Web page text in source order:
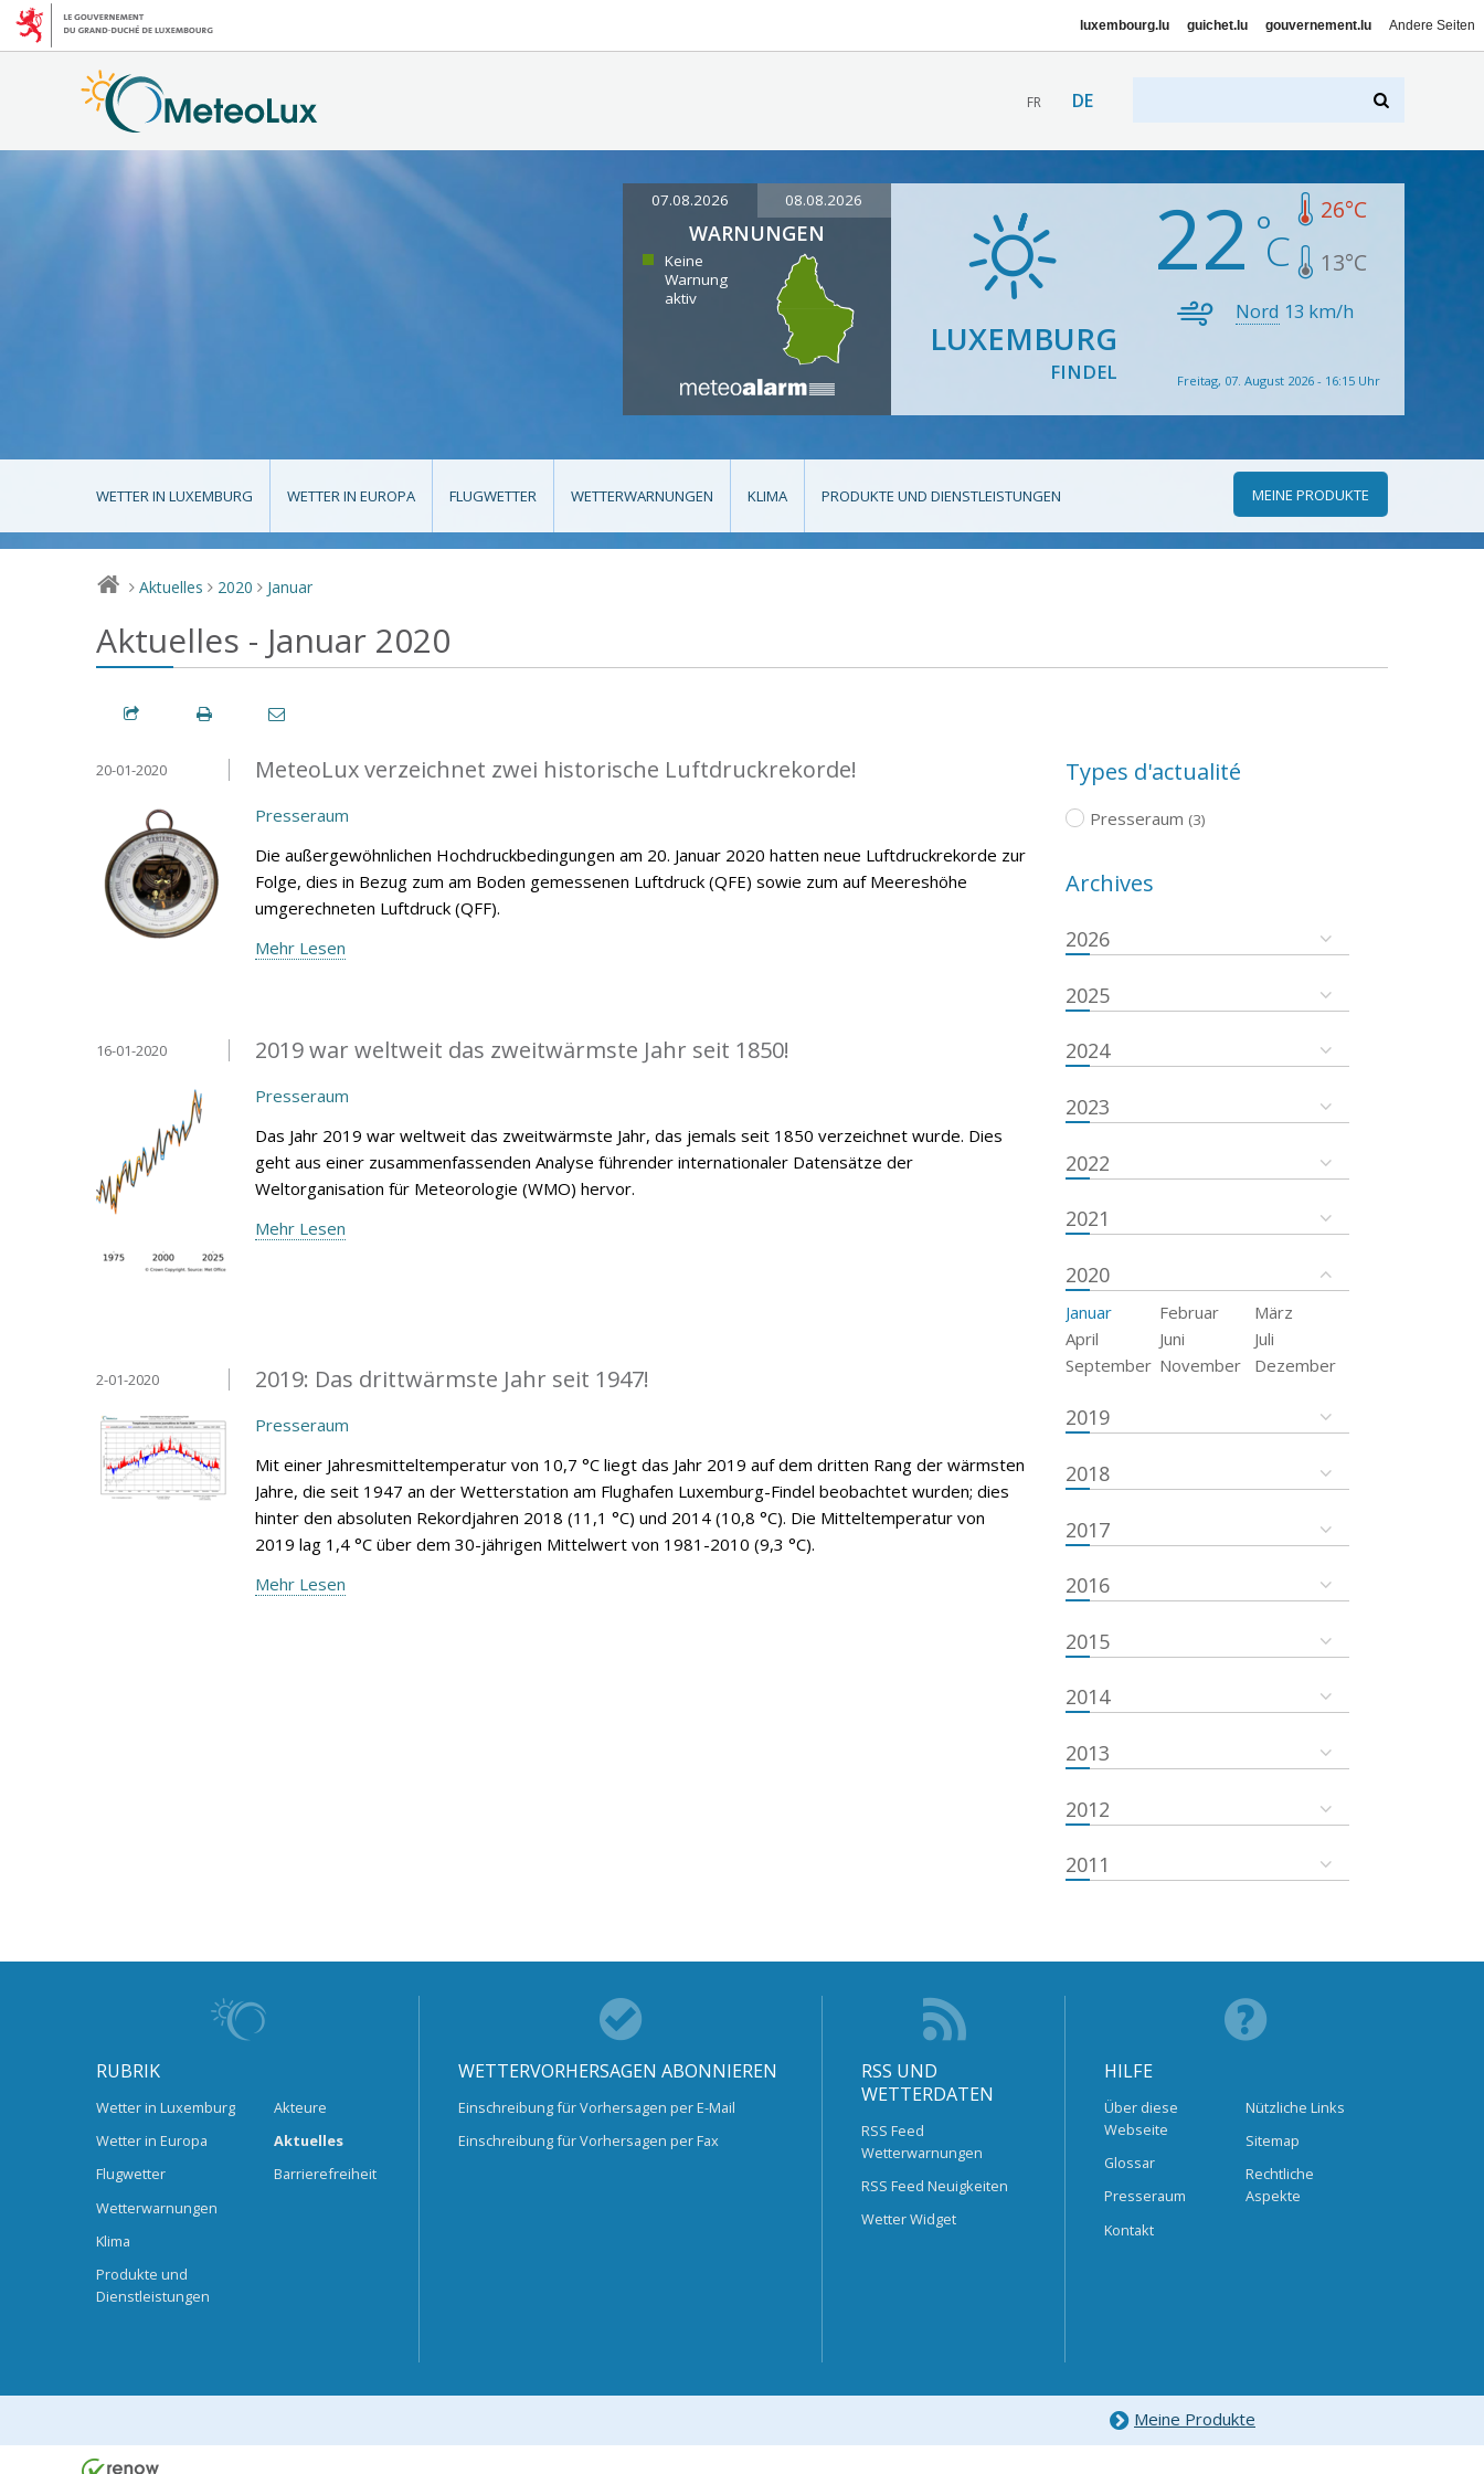
luxembourg.lu guichet.lu gouvernement.lu Andere Seiten
FR DE
07.08.2026 08.08.2026
WARNUNGEN
Keine
Warnung
aktiv
LUXEMBURG
FINDEL
22 26°C
13°C
Nord 13 km/h
Freitag, 07. August 2026 - 16:15 Uhr
WETTER IN LUXEMBURG WETTER IN EUROPA FLUGWETTER WETTERWARNUNGEN KLIMA PRODUKTE UND DIENSTLEISTUNGEN MEINE PRODUKTE
> Aktuelles > 2020 > Januar
Aktuelles - Januar 2020
MeteoLux verzeichnet zwei historische Luftdruckrekorde!
20-01-2020
Presseraum
Die außergewöhnlichen Hochdruckbedingungen am 20. Januar 2020 hatten neue Luftdruckrekorde zur
Folge, dies in Bezug zum am Boden gemessenen Luftdruck (QFE) sowie zum auf Meereshöhe
umgerechneten Luftdruck (QFF).
Mehr Lesen
2019 war weltweit das zweitwärmste Jahr seit 1850!
16-01-2020
Presseraum
Das Jahr 2019 war weltweit das zweitwärmste Jahr, das jemals seit 1850 verzeichnet wurde. Dies
geht aus einer zusammenfassenden Analyse führender internationaler Datensätze der
Weltorganisation für Meteorologie (WMO) hervor.
Mehr Lesen
2019: Das drittwärmste Jahr seit 1947!
2-01-2020
Presseraum
Mit einer Jahresmitteltemperatur von 10,7 °C liegt das Jahr 2019 auf dem dritten Rang der wärmsten
Jahre, die seit 1947 an der Wetterstation am Flughafen Luxemburg-Findel beobachtet wurden; dies
hinter den absoluten Rekordjahren 2018 (11,1 °C) und 2014 (10,8 °C). Die Mitteltemperatur von
2019 lag 1,4 °C über dem 30-jährigen Mittelwert von 1981-2010 (9,3 °C).
Mehr Lesen
Types d'actualité
Presseraum (3)
Archives
2026
2025
2024
2023
2022
2021
2020
Januar Februar
März
April
Juni
Juli
September November Dezember
2019
2018
2017
2016
2015
2014
2013
2012
2011
RUBRIK
Wetter in Luxemburg
Wetter in Europa
Flugwetter
Wetterwarnungen
Klima
Produkte und
Dienstleistungen
Akteure
Aktuelles
Barrierefreiheit
WETTERVORHERSAGEN ABONNIEREN
Einschreibung für Vorhersagen per E-Mail
Einschreibung für Vorhersagen per Fax
RSS UND
WETTERDATEN
RSS Feed
Wetterwarnungen
RSS Feed Neuigkeiten
Wetter Widget
HILFE
Über diese
Webseite
Glossar
Presseraum
Kontakt
Nützliche Links
Sitemap
Rechtliche
Aspekte
Meine Produkte